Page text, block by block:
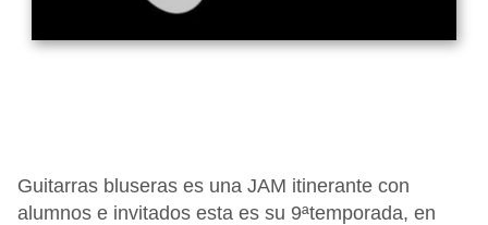
Guitarras bluseras es una JAM itinerante con
alumnos e invitados esta es su 9ªtemporada, en